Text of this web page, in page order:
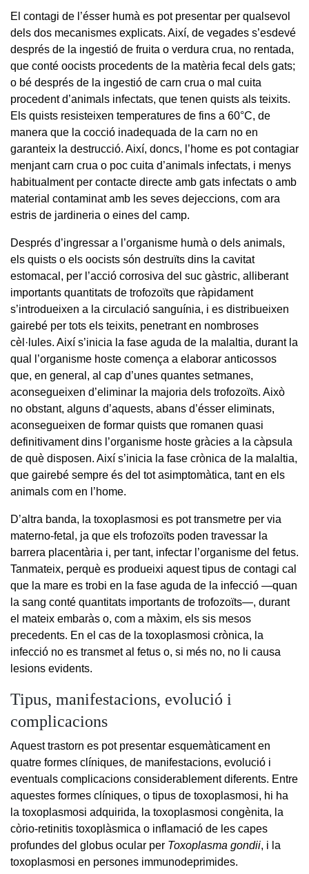
El contagi de l’ésser humà es pot presentar per qualsevol
dels dos mecanismes explicats. Així, de vegades s’esdevé
després de la ingestió de fruita o verdura crua, no rentada,
que conté oocists procedents de la matèria fecal dels gats;
o bé després de la ingestió de carn crua o mal cuita
procedent d’animals infectats, que tenen quists als teixits.
Els quists resisteixen temperatures de fins a 60°C, de
manera que la cocció inadequada de la carn no en
garanteix la destrucció. Així, doncs, l’home es pot contagiar
menjant carn crua o poc cuita d’animals infectats, i menys
habitualment per contacte directe amb gats infectats o amb
material contaminat amb les seves dejeccions, com ara
estris de jardineria o eines del camp.
Després d’ingressar a l’organisme humà o dels animals,
els quists o els oocists són destruïts dins la cavitat
estomacal, per l’acció corrosiva del suc gàstric, alliberant
importants quantitats de trofozoïts que ràpidament
s’introdueixen a la circulació sanguínia, i es distribueixen
gairebé per tots els teixits, penetrant en nombroses
cèl·lules. Així s’inicia la fase aguda de la malaltia, durant la
qual l’organisme hoste comença a elaborar anticossos
que, en general, al cap d’unes quantes setmanes,
aconsegueixen d’eliminar la majoria dels trofozoïts. Això
no obstant, alguns d’aquests, abans d’ésser eliminats,
aconsegueixen de formar quists que romanen quasi
definitivament dins l’organisme hoste gràcies a la càpsula
de què disposen. Així s’inicia la fase crònica de la malaltia,
que gairebé sempre és del tot asimptomàtica, tant en els
animals com en l’home.
D’altra banda, la toxoplasmosi es pot transmetre per via
materno-fetal, ja que els trofozoïts poden travessar la
barrera placentària i, per tant, infectar l’organisme del fetus.
Tanmateix, perquè es produeixi aquest tipus de contagi cal
que la mare es trobi en la fase aguda de la infecció —quan
la sang conté quantitats importants de trofozoïts—, durant
el mateix embaràs o, com a màxim, els sis mesos
precedents. En el cas de la toxoplasmosi crònica, la
infecció no es transmet al fetus o, si més no, no li causa
lesions evidents.
Tipus, manifestacions, evolució i
complicacions
Aquest trastorn es pot presentar esquemàticament en
quatre formes clíniques, de manifestacions, evolució i
eventuals complicacions considerablement diferents. Entre
aquestes formes clíniques, o tipus de toxoplasmosi, hi ha
la toxoplasmosi adquirida, la toxoplasmosi congènita, la
còrio-retinitis toxoplàsmica o inflamació de les capes
profundes del globus ocular per Toxoplasma gondii, i la
toxoplasmosi en persones immunodeprimides.